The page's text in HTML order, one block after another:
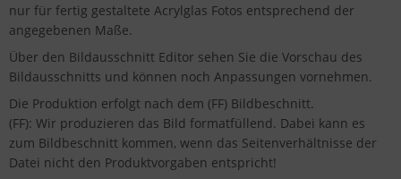
nur für fertig gestaltete Acrylglas Fotos entsprechend der
angegebenen Maße.
Über den Bildausschnitt Editor sehen Sie die Vorschau des
Bildausschnitts und können noch Anpassungen vornehmen.
Die Produktion erfolgt nach dem (FF) Bildbeschnitt.
(FF): Wir produzieren das Bild formatfüllend. Dabei kann es
zum Bildbeschnitt kommen, wenn das Seitenverhältnisse der
Datei nicht den Produktvorgaben entspricht!